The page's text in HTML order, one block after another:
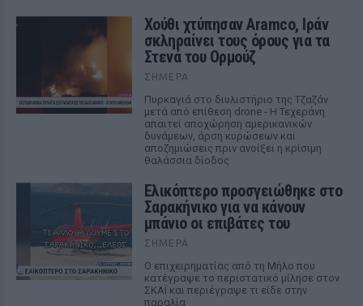
Χούθι χτύπησαν Aramco, Ιράν
σκληραίνει τους όρους για τα
Στενά του Ορμούζ
ΣΉΜΕΡΑ
Πυρκαγιά στο διυλιστήριο της Τζαζάν
μετά από επίθεση drone - Η Τεχεράνη
απαιτεί αποχώρηση αμερικανικών
δυνάμεων, άρση κυρώσεων και
αποζημιώσεις πριν ανοίξει η κρίσιμη
θαλάσσια δίοδος
Ελικόπτερο προσγειώθηκε στο
Σαρακήνικο για να κάνουν
μπάνιο οι επιβάτες του
ΣΉΜΕΡΑ
Ο επιχειρηματίας από τη Μήλο που
κατέγραψε το περιστατικό μίλησε στον
ΣΚΑΪ και περιέγραψε τι είδε στην
παραλία